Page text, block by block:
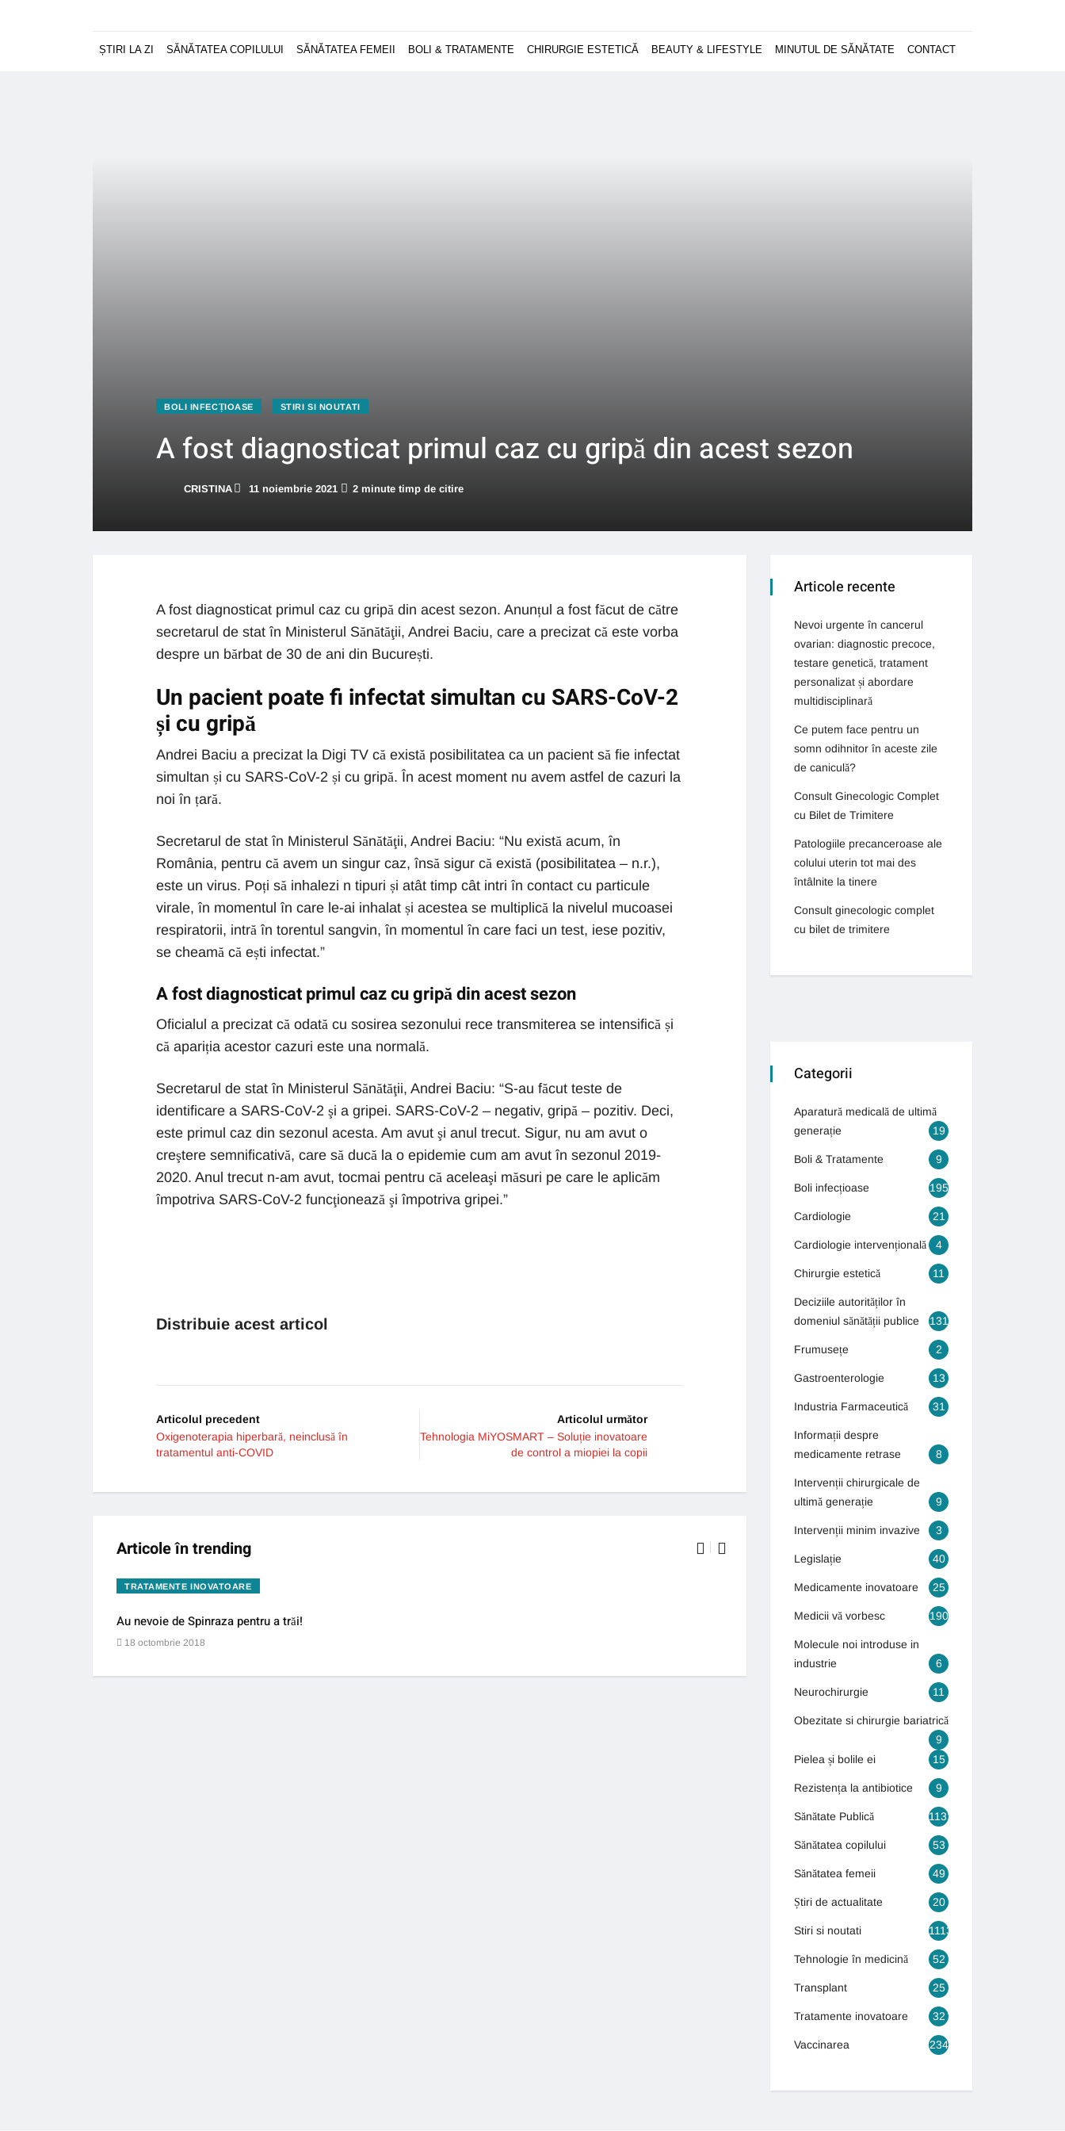
ȘTIRI LA ZI SĂNĂTATEA COPILULUI SĂNĂTATEA FEMEII BOLI & TRATAMENTE CHIRURGIE ESTETICĂ BEAUTY & LIFESTYLE MINUTUL DE SĂNĂTATE CONTACT
BOLI INFECȚIOASE STIRI SI NOUTATI
A fost diagnosticat primul caz cu gripă din acest sezon
CRISTINA 11 noiembrie 2021 2 minute timp de citire
A fost diagnosticat primul caz cu gripă din acest sezon. Anunțul a fost făcut de către
secretarul de stat în Ministerul Sănătăţii, Andrei Baciu, care a precizat că este vorba
despre un bărbat de 30 de ani din București.
Un pacient poate fi infectat simultan cu SARS-CoV-2
și cu gripă
Andrei Baciu a precizat la Digi TV că există posibilitatea ca un pacient să fie infectat
simultan și cu SARS-CoV-2 și cu gripă. În acest moment nu avem astfel de cazuri la
noi în țară.
Secretarul de stat în Ministerul Sănătăţii, Andrei Baciu: “Nu există acum, în
România, pentru că avem un singur caz, însă sigur că există (posibilitatea – n.r.),
este un virus. Poți să inhalezi n tipuri și atât timp cât intri în contact cu particule
virale, în momentul în care le-ai inhalat și acestea se multiplică la nivelul mucoasei
respiratorii, intră în torentul sangvin, în momentul în care faci un test, iese pozitiv,
se cheamă că ești infectat.”
A fost diagnosticat primul caz cu gripă din acest sezon
Oficialul a precizat că odată cu sosirea sezonului rece transmiterea se intensifică și
că apariția acestor cazuri este una normală.
Secretarul de stat în Ministerul Sănătăţii, Andrei Baciu: “S-au făcut teste de
identificare a SARS-CoV-2 şi a gripei. SARS-CoV-2 – negativ, gripă – pozitiv. Deci,
este primul caz din sezonul acesta. Am avut şi anul trecut. Sigur, nu am avut o
creştere semnificativă, care să ducă la o epidemie cum am avut în sezonul 2019-
2020. Anul trecut n-am avut, tocmai pentru că aceleaşi măsuri pe care le aplicăm
împotriva SARS-CoV-2 funcţionează şi împotriva gripei.”
Distribuie acest articol
Articolul precedent
Oxigenoterapia hiperbară, neinclusă în
tratamentul anti-COVID
Articolul următor
Tehnologia MiYOSMART – Soluție inovatoare
de control a miopiei la copii
Articole în trending
TRATAMENTE INOVATOARE
Au nevoie de Spinraza pentru a trăi!
18 octombrie 2018
BOLI & TRATAMENTE
Generația autismului! Numărul copiilor care suferă de autism
13 septembrie 2018
Articole recente
Nevoi urgente în cancerul
ovarian: diagnostic precoce,
testare genetică, tratament
personalizat și abordare
multidisciplinară
Ce putem face pentru un
somn odihnitor în aceste zile
de caniculă?
Consult Ginecologic Complet
cu Bilet de Trimitere
Patologiile precanceroase ale
colului uterin tot mai des
întâlnite la tinere
Consult ginecologic complet
cu bilet de trimitere
Categorii
Aparatură medicală de ultimă
generație
19
Boli & Tratamente 9
Boli infecțioase 195
Cardiologie 21
Cardiologie intervențională 4
Chirurgie estetică 11
Deciziile autorităților în
domeniul sănătății publice
131
Frumusețe 2
Gastroenterologie 13
Industria Farmaceutică 31
Informații despre
medicamente retrase
8
Intervenții chirurgicale de
ultimă generație
9
Intervenții minim invazive 3
Legislație 40
Medicamente inovatoare 25
Medicii vă vorbesc 190
Molecule noi introduse in
industrie
6
Neurochirurgie 11
Obezitate si chirurgie bariatrică
9
Pielea și bolile ei
15
Rezistența la antibiotice 9
Sănătate Publică 1131
Sănătatea copilului 53
Sănătatea femeii 49
Știri de actualitate 20
Stiri si noutati 1113
Tehnologie în medicină 52
Transplant 25
Tratamente inovatoare 32
Vaccinarea 234